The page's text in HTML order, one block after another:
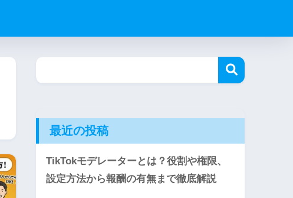
最近の投稿
TikTokモデレーターとは？役割や権限、
設定方法から報酬の有無まで徹底解説